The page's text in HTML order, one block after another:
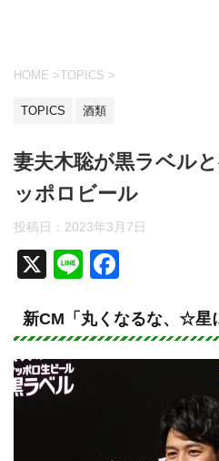
HOME >TOPICS >
TOPICS 酒類
妻夫木聡が黒ラベル
ッポロビール
投稿日： 2023年3月7日
X
Li
e
c
e
新CM「丸くなるな、☆星